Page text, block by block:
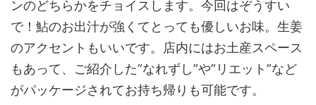
ンのどちらかをチョイスします。今回はぞうすい
で！鮎のお出汁が強くてとっても優しいお味。生姜
のアクセントもいいです。 店内にはお土産スペース
もあって、ご紹介した”なれずし”や”リエット”など
がパッケージされてお持ち帰りも可能です。